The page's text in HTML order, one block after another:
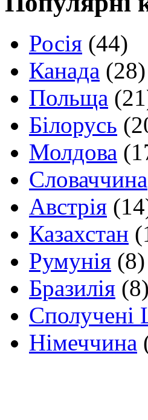
Росія (44)
Канада (28)
Польща
Білорусь
Молдова
Словаччина
Австрія
Казахстан
Румунія (8)
Бразилія (8)
Німеччина